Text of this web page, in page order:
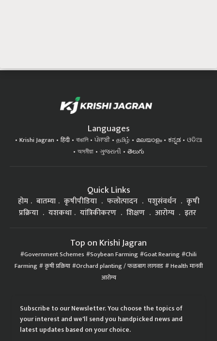
Languages
Krishi Jagran हिंदी বাঙালি ਪੰਜਾਬੀ தமிழ் മലയാളം ಕನ್ನಡ
ଓଡିଆ
অসমীয়া
ગુજરાતી తెలుగు
Quick Links
होम बातम्या कृषीपीडिया फलोत्पादन पशुसंवर्धन
कृषी
प्रक्रिया
यशकथा यांत्रिकीकरण शिक्षण आरोग्य इतर
Top on Krishi Jagran
Government Schemes Soybean Farming Goat Rearing Chili
Farming कृषी प्रक्रिया Orchard planting / फळबाग लागवड Health मानवी
आरोग्य
Subscribe to our Newsletter. You choose the topics of
your interest and we'll send you handpicked news and
latest updates based on your choice.